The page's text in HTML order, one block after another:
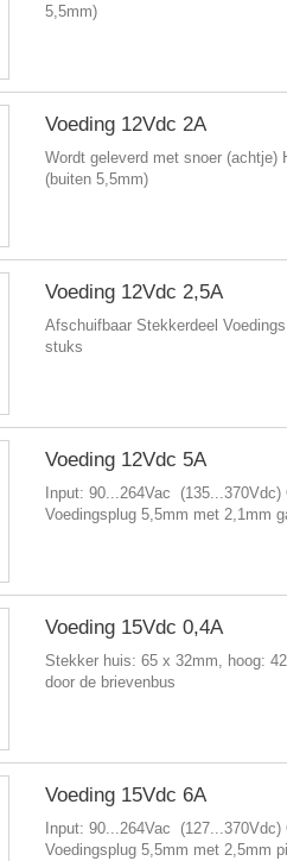
5,5mm)
Voeding 12Vdc 2A
Wordt geleverd met snoer (achtje)
(buiten 5,5mm)
Voeding 12Vdc 2,5A
Afschuifbaar Stekkerdeel
stuks
Voeding 12Vdc 5A
Input: 90...264Vac
Voedingsplug 5,5mm met 2,1mm
Voeding 15Vdc 0,4A
Stekker huis: 65 x 32mm, hoog:
door de brievenbus
Voeding 15Vdc 6A
Input: 90...264Vac
Voedingsplug 5,5mm met 2,5mm